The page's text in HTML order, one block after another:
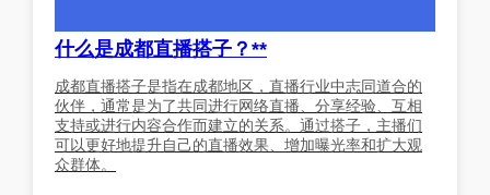
什么是成都直播搭子？**
成都直播搭子是指在成都地区，直播行业中志同道合的
伙伴，通常是为了共同进行网络直播、分享经验、互相
支持或进行内容合作而建立的关系。通过搭子，主播们
可以更好地提升自己的直播效果、增加曝光率和扩大观
众群体。